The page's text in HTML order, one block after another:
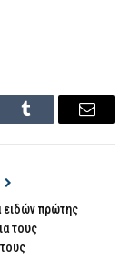
Tumblr Email
ειδών πρώτης
τους